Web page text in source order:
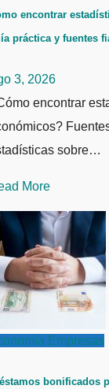
encontrar
práctica y fuentes
3, 2026
encontrar
sobre…
More
Empresas
bonificados